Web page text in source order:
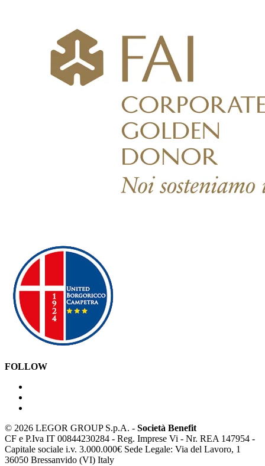
FOLLOW
© 2026 LEGOR GROUP S.p.A. - Società Benefit
CF e P.Iva IT 00844230284 - Reg. Imprese Vi - Nr. REA 147954 -
Capitale sociale i.v. 3.000.000€ Sede Legale: Via del Lavoro, 1
36050 Bressanvido (VI) Italy